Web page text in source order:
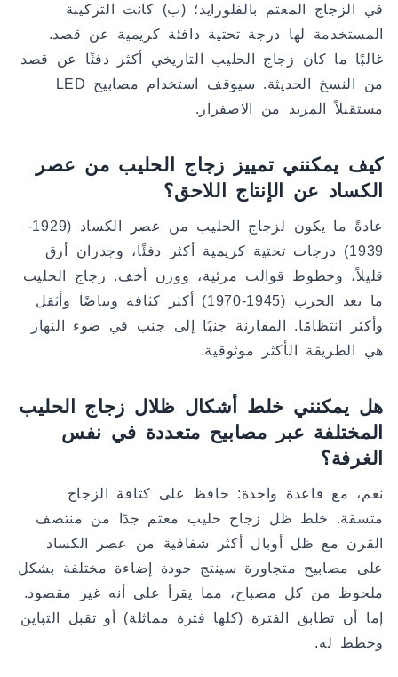
في الزجاج المعتم بالفلورايد؛ (ب) كانت التركيبة
المستخدمة لها درجة تحتية دافئة كريمية عن قصد.
غالبًا ما كان زجاج الحليب التاريخي أكثر دفئًا عن قصد
من النسخ الحديثة. سيوقف استخدام مصابيح LED
مستقبلاً المزيد من الاصفرار.
كيف يمكنني تمييز زجاج الحليب من عصر
الكساد عن الإنتاج اللاحق؟
عادةً ما يكون لزجاج الحليب من عصر الكساد (1929-
1939) درجات تحتية كريمية أكثر دفئًا، وجدران أرق
قليلاً، وخطوط قوالب مرئية، ووزن أخف. زجاج الحليب
ما بعد الحرب (1945-1970) أكثر كثافة وبياضًا وأثقل
وأكثر انتظامًا. المقارنة جنبًا إلى جنب في ضوء النهار
هي الطريقة الأكثر موثوقية.
هل يمكنني خلط أشكال ظلال زجاج الحليب
المختلفة عبر مصابيح متعددة في نفس
الغرفة؟
نعم، مع قاعدة واحدة: حافظ على كثافة الزجاج
متسقة. خلط ظل زجاج حليب معتم جدًا من منتصف
القرن مع ظل أوبال أكثر شفافية من عصر الكساد
على مصابيح متجاورة سينتج جودة إضاءة مختلفة بشكل
ملحوظ من كل مصباح، مما يقرأ على أنه غير مقصود.
إما أن تطابق الفترة (كلها فترة مماثلة) أو تقبل التباين
وخطط له.